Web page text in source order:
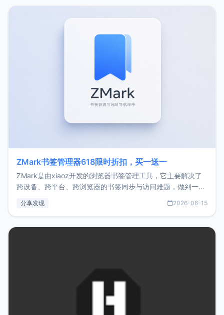
ZMark书签管理器618限时折扣，买一送一
ZMark是由xiaoz开发的浏览器书签管理工具，它主要解决了
跨设备、跨平台、跨浏览器的书签同步与访问难题，做到一处
用，让管理更高效。ZMark官网地址：
分享发现 2026-06-15